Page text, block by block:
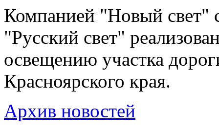
Компанией "Новый свет"
"Русский свет"
освещению участка
Красноярского края.
Архив новостей